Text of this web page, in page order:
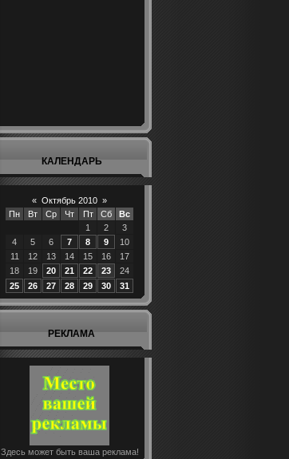
КАЛЕНДАРЬ
« Октябрь 2010 »
Пн
Вт Ср Чт Пт Сб
Вс
1
2
3
4
5 6 7 8 9
10
11
12 13 14 15 16
17
18
19 20 21 22 23
24
25
26 27 28 29 30 31
РЕКЛАМА
Здесь может быть ваша реклама!